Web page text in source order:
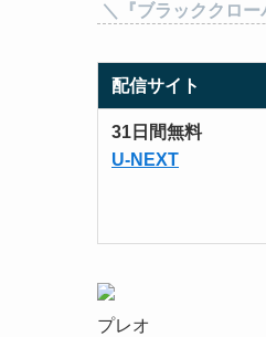
＼『ブラッククロ
配信サイト
31日間無料
U-NEXT
プレオ